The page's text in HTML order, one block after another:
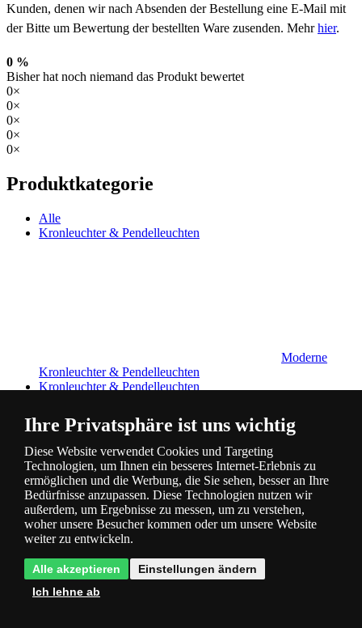
Kunden, denen wir nach Absenden der Bestellung eine E-Mail mit
der Bitte um Bewertung der bestellten Ware zusenden. Mehrhier.
0 %
Bisher hat noch niemand das Produkt bewertet
0×
0×
0×
0×
0×
Produktkategorie
Alle
Kronleuchter & Pendelleuchten
Moderne
Kronleuchter & Pendelleuchten
Kronleuchter & Pendelleuchten
Kronleuchter
im klassischen Stil
Kronleuchter & Pendelleuchten
Ihre Privatsphäre ist uns wichtig
Diese Website verwendet Cookies und Targeting
Technologien, um Ihnen ein besseres Internet-Erlebnis zu
ermöglichen und die Werbung, die Sie sehen, besser an Ihre
Bedürfnisse anzupassen. Diese Technologien nutzen wir
außerdem, um Ergebnisse zu messen, um zu verstehen,
woher unsere Besucher kommen oder um unsere Website
weiter zu entwickeln.
Alle akzeptieren
Einstellungen ändern
Ich lehne ab